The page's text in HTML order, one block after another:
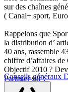
Conseils généraux
sur des chaînes
( Canal+ sport,
Rappelons que
la distribution d’
40 ans, rassemble
chiffre d’affaires
Objectif 2010 ?
Partager sur :